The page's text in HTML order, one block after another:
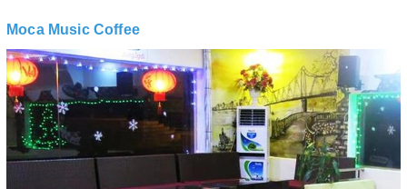
Moca Music Coffee